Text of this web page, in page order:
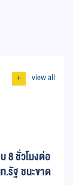
+ view all
8 ชั่วโมงต่อ
.รัฐ ชนะขาด